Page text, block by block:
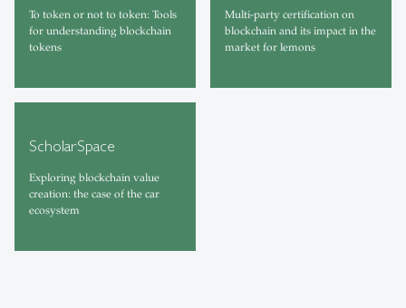
To token or not to token: Tools
for understanding blockchain
tokens
Multi-party certification on
blockchain and its impact in the
market for lemons
ScholarSpace
Exploring blockchain value
creation: the case of the car
ecosystem